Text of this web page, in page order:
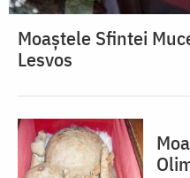
Moaștele Sfintei
Lesvos